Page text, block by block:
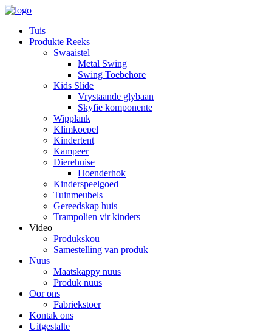
Tuis
Produkte Reeks
Swaaistel
Metal Swing
Swing Toebehore
Kids Slide
Vrystaande glybaan
Skyfie komponente
Wipplank
Klimkoepel
Kindertent
Kampeer
Dierehuise
Hoenderhok
Kinderspeelgoed
Tuinmeubels
Gereedskap huis
Trampolien vir kinders
Video
Produkskou
Samestelling van produk
Nuus
Maatskappy nuus
Produk nuus
Oor ons
Fabriekstoer
Kontak ons
Uitgestalte